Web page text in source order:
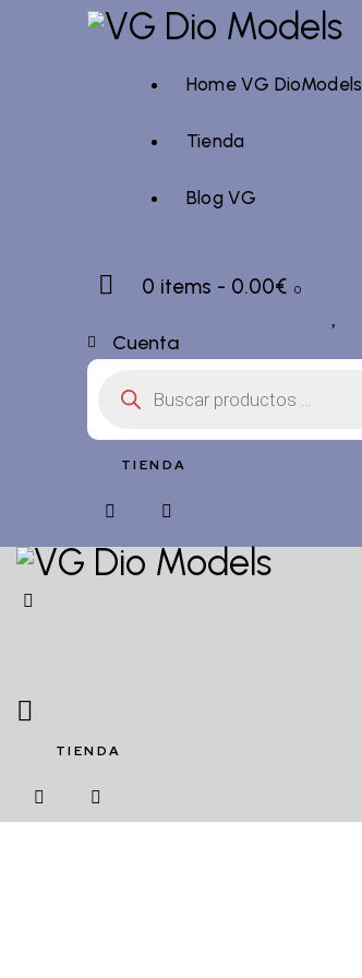
Home VG DioModels
Tienda
Blog VG
0 items - 0.00€ 0
Cuenta
de
TIENDA
TIENDA